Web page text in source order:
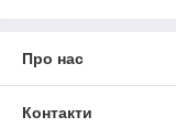
Про нас
Контакти